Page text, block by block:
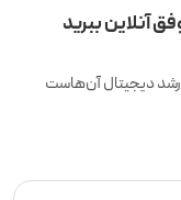
آنلاین ببرید
رشد دیجیتال آن‌هاست